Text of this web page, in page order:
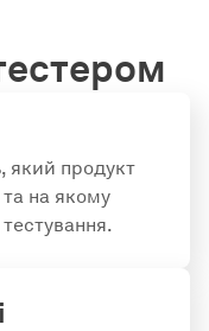
який продукт
на якому